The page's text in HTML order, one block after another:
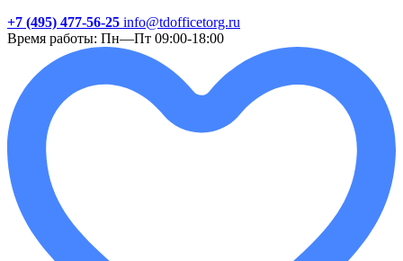
+7 (495) 477-56-25 info@tdofficetorg.ru
Время работы: Пн—Пт 09:00-18:00